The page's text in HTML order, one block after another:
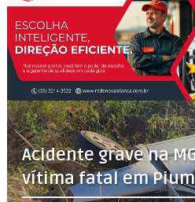
Acidente grave na
vítima fatal em